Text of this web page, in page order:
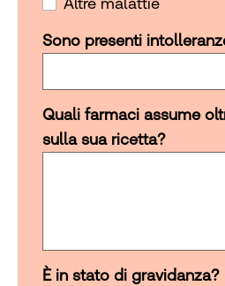
Sono presenti
Quali farmaci assume
sulla sua ricetta?
È in stato di gravidanza?
È in stato di gravidanza?